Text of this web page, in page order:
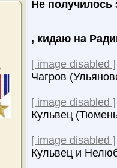
Не получилось
, кидаю на
[ image disabled ]
Чагров
[ image disabled ]
Кульвец
[ image disabled ]
Кульвец и